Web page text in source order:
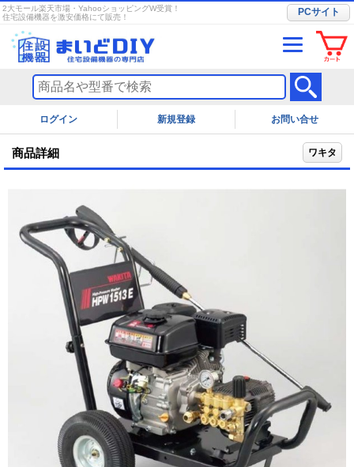
2大モール楽天市場・YahooショッピングW受賞！
住宅設備機器を激安価格にて販売！
PCサイト
ログイン お問い合せ
商品詳細 ワキタ